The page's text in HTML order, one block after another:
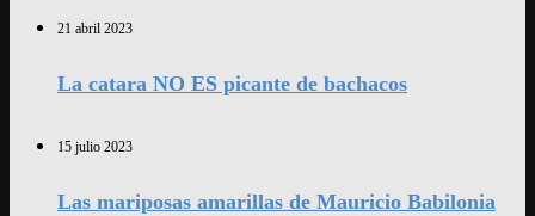
21 abril 2023
La catara NO ES picante de bachacos
15 julio 2023
Las mariposas amarillas de Mauricio Babilonia